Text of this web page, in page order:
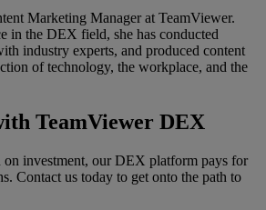
Marketing Manager at TeamViewer.
in the DEX field, she has conducted
industry experts, and produced content
of technology, the workplace, and the
TeamViewer DEX
investment, our DEX platform pays for
Contact us today to get onto the path to